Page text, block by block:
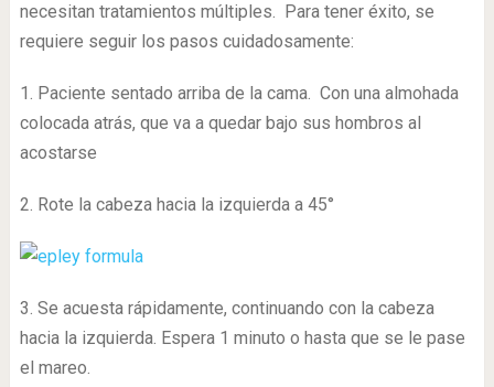
necesitan tratamientos múltiples. Para tener éxito, se
requiere seguir los pasos cuidadosamente:
1. Paciente sentado arriba de la cama. Con una almohada
colocada atrás, que va a quedar bajo sus hombros al
acostarse
2. Rote la cabeza hacia la izquierda a 45°
3. Se acuesta rápidamente, continuando con la cabeza
hacia la izquierda. Espera 1 minuto o hasta que se le pase
el mareo.